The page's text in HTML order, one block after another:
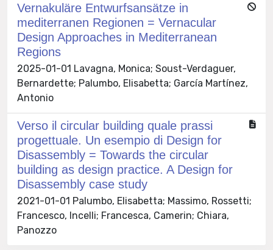
Vernakuläre Entwurfsansätze in
mediterranen Regionen = Vernacular
Design Approaches in Mediterranean
Regions
2025-01-01 Lavagna, Monica; Soust-Verdaguer,
Bernardette; Palumbo, Elisabetta; García Martínez,
Antonio
Verso il circular building quale prassi
progettuale. Un esempio di Design for
Disassembly = Towards the circular
building as design practice. A Design for
Disassembly case study
2021-01-01 Palumbo, Elisabetta; Massimo, Rossetti;
Francesco, Incelli; Francesca, Camerin; Chiara,
Panozzo